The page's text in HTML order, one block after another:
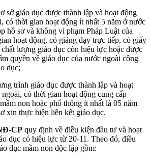
sở giáo dục được thành lập và hoạt động
có thời gian hoạt động ít nhất 5 năm ở nước
hồ sơ và không vi phạm Pháp Luật của
hoạt động, có giảng dạy trực tiếp, có giấy
lượng giáo dục còn hiệu lực hoặc được
quyền về giáo dục của nước ngoài công
dục;
trình giáo dục được thành lập và hoạt
có thời gian hoạt động cung cấp
non hoặc phổ thông ít nhất là 05 năm
xin thực hiện liên kết giáo dục.
CP quy định về điều kiện đầu tư và hoạt
dục có hiệu lực từ 20-11. Theo đó, điều
dục mầm non độc lập gồm: